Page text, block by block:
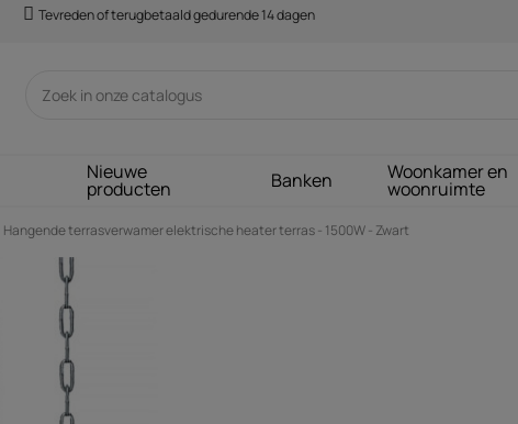
Tevreden of terugbetaald gedurende 14 dagen
Nieuwe
producten Banken Woonkamer en
woonruimte
Hangende terrasverwamer elektrische heater terras - 1500W - Zwart